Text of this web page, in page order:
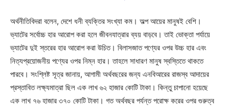
অর্থনীতিবিদরা বলেন, দেশে ধনী ব্যক্তির সংখ্যা কম। অল্প আয়ের মানুষই বেশি।
ভ্যাটের সর্বোচ্চ হার আরোপ করা হলে জীবনযাত্রার ব্যয় বাড়বে। তাই ভোক্তা পর্যায়ে
ভ্যাটের দুই স্তরের হার আরোপ করা উচিত। বিলাসজাত পণ্যের ওপর উচ্চ হার এবং
নিত্যপ্রয়োজনীয় পণ্যের ওপর নিম্ন হার। তাহলে সাধারণ মানুষ স্বস্তিতে থাকতে
পারবে। সংশ্লিষ্ট সূত্র জানায়, আগামী অর্থবছরের জন্য এনবিআরের রাজস্ব আদায়ের
প্রস্তাবিত লক্ষ্যমাত্রা ছিল এক লাখ ৬২ হাজার কোটি টাকা। কিন্তু চাপানো হয়েছে
এক লাখ ৭৬ হাজার ৩৭০ কোটি টাকা। গত অর্থবছর পর্যন্ত পরোক্ষ করের ওপর গুরুত্ব